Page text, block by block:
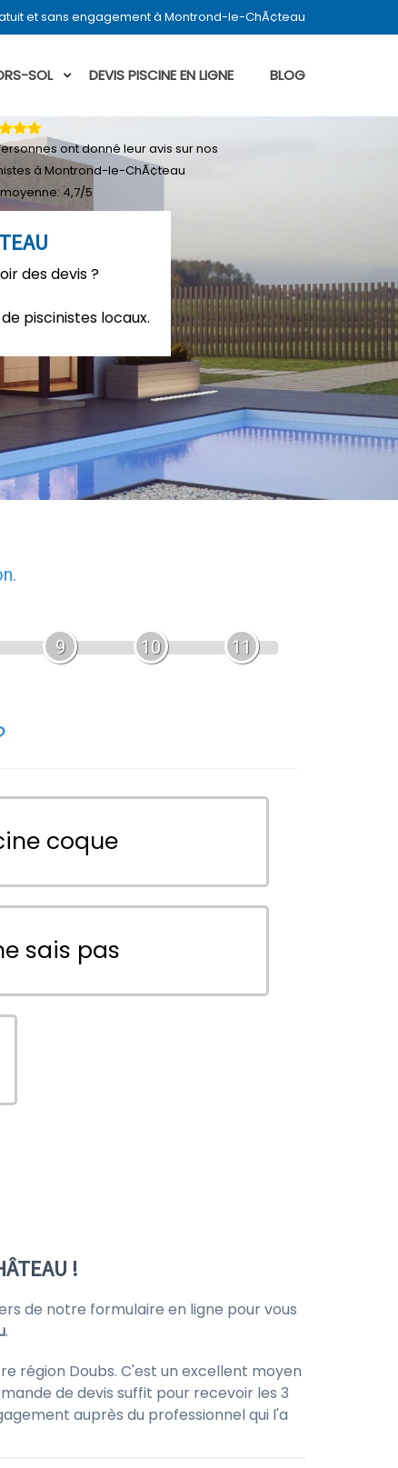
et sans engagement à Montrond-le-ChÃ¢teau
SOL DEVIS PISCINE EN LIGNE BLOG
des devis ?
piscinistes locaux.
ont donné leuravis sur nos
à Montrond-le-ChÃ¢teau
4,7/5
9 10 11
coque
sais pas
!
de notre formulaire en ligne pour vous
.
région Doubs. C'est un excellent moyen
de devis suffit pour recevoir les 3
auprès du professionnel qui l'a